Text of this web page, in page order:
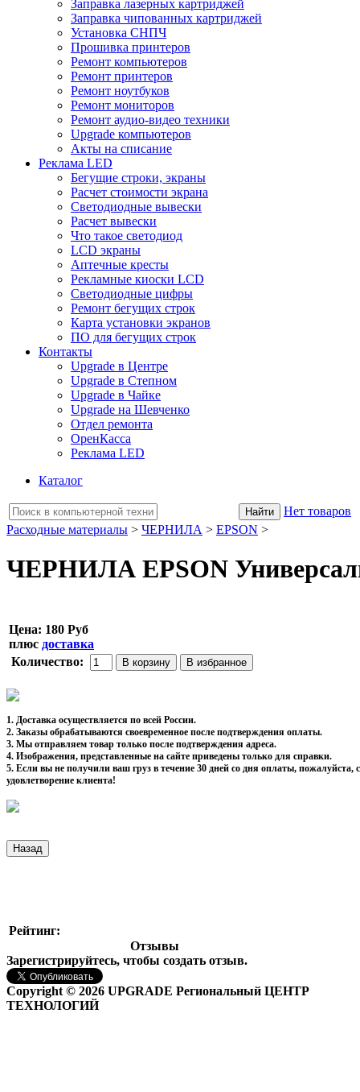
Заправка лазерных картриджей
Заправка чипованных картриджей
Установка СНПЧ
Прошивка принтеров
Ремонт компьютеров
Ремонт принтеров
Ремонт ноутбуков
Ремонт мониторов
Ремонт аудио-видео техники
Upgrade компьютеров
Акты на списание
Реклама LED
Бегущие строки, экраны
Расчет стоимости экрана
Светодиодные вывески
Расчет вывески
Что такое светодиод
LCD экраны
Аптечные кресты
Рекламные киоски LCD
Светодиодные цифры
Ремонт бегущих строк
Карта установки экранов
ПО для бегущих строк
Контакты
Upgrade в Центре
Upgrade в Степном
Upgrade в Чайке
Upgrade на Шевченко
Отдел ремонта
ОренКасса
Реклама LED
Каталог
Нет товаров
Расходные материалы > ЧЕРНИЛА > EPSON >
ЧЕРНИЛА EPSON
Цена: 180 Руб
плюс доставка
Количество:
1. Доставка осуществляется по всей России.
2. Заказы обрабатываются своевременное после подтверждения оплаты.
3. Мы отправляем товар только после подтверждения адреса.
4. Изображения, представленные на сайте приведены только для справки.
5. Если вы не получили ваш груз в течение 30 дней со дня оплаты,
удовлетворение клиента!
Рейтинг:
Отзывы
Зарегистрируйтесь, чтобы создать отзыв.
Copyright © 2026 UPGRADE Региональный ЦЕНТР
ТЕХНОЛОГИЙ